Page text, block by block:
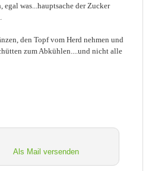
egal was...hauptsache der Zucker
den Topf vom Herd nehmen und
zum Abkühlen....und nicht alle
Als Mail versenden